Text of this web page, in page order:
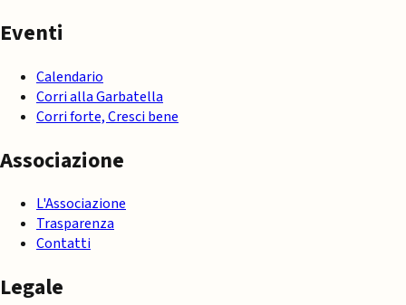
Eventi
Calendario
Corri alla Garbatella
Corri forte, Cresci bene
Associazione
L'Associazione
Trasparenza
Contatti
Legale